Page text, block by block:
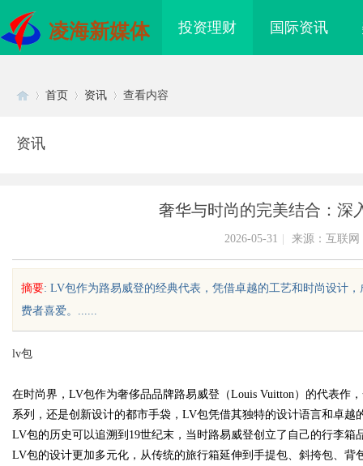
凌海新媒体 投资理财 国际资讯
首页 资讯 查看内容
资讯
奢华与时尚的完美结合：深
2026-05-31 来源：互联网
摘要: LV包作为路易威登的经典代表，凭借卓越的工艺和时尚设计
费者喜爱。......
lv包
在时尚界，LV包作为奢侈品品牌路易威登（Louis Vuitton）的代表作
系列，还是创新设计的都市手袋，LV包凭借其独特的设计语言和卓越
LV包的历史可以追溯到19世纪末，当时路易威登创立了自己的行李
LV包的设计更加多元化，从传统的旅行箱延伸到手提包、斜挎包、
师如何守住车间里的“Know-how”